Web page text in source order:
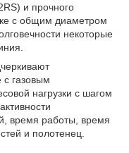
и прочного
с общим диаметром
некоторые
с газовым
нагрузки с шагом
время работы, время
и полотенец.